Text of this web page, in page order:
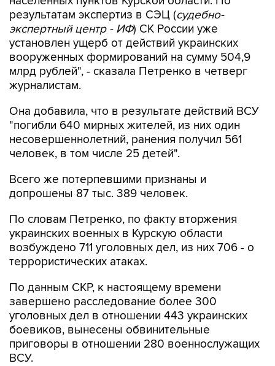
результатам экспертиз в СЭЦ (судебно-
экспертный центр - ИФ) СК России уже
установлен ущерб от действий украинских
вооруженных формирований на сумму 504,9
млрд рублей", - сказала Петренко в четверг
журналистам.
Она добавила, что в результате действий ВСУ
"погибли 640 мирных жителей, из них один
несовершеннолетний, ранения получил 561
человек, в том числе 25 детей".
Всего же потерпевшими признаны и
допрошены 87 тыс. 389 человек.
По словам Петренко, по факту вторжения
украинских военных в Курскую области
возбуждено 711 уголовных дел, из них 706 - о
террористических атаках.
По данным СКР, к настоящему времени
завершено расследование более 300
уголовных дел в отношении 443 украинских
боевиков, вынесены обвинительные
приговоры в отношении 280 военнослужащих
ВСУ.